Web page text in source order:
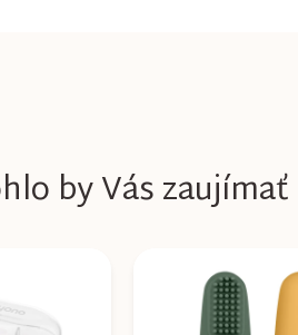
by Vás zaujímať